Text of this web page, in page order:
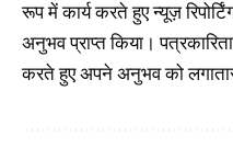
रूप में कार्य करते हुए न्यूज़
अनुभव प्राप्त किया।
करते हुए अपने अनुभव को